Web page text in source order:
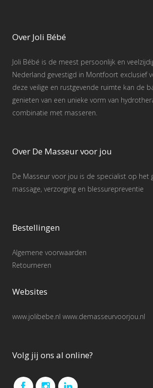
Over Joli Bébé
Joli Bébé is de meest persoonlijk en
Nederland gevestigd in Montfoort exclusief
deze veilige en rustgevende ruimte kan de
genieten van een unieke vorm van
combinatie met masseren.
Over De Masseur voor jou
De Masseur voor jou is de specialist op het
massage, verzorging en blessurepreventie
Bestellingen
Algemene voorwaarden
Retourneren
Websites
www.jolibebe.nl www.demasseurvoorjou.nl
Volg jij ons al online?